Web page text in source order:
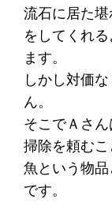
流石に居た
をしてくれ
ます。
しかし対価
ん。
そこでＡさ
掃除を頼むこ
魚という物
です。